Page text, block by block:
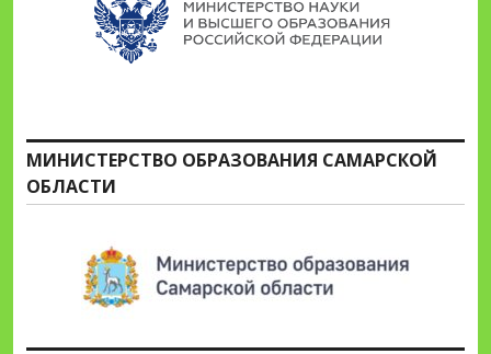
МИНИСТЕРСТВО ОБРАЗОВАНИЯ САМАРСКОЙ
ОБЛАСТИ